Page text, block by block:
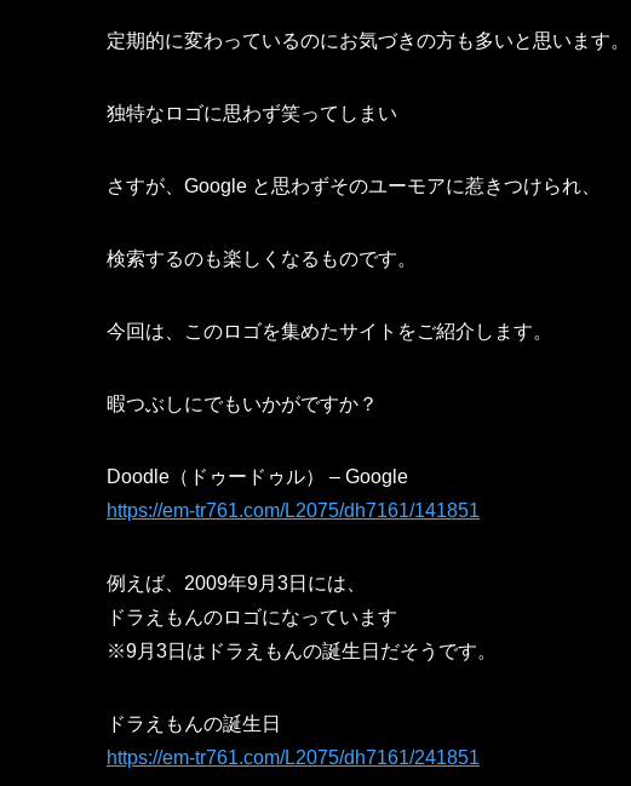
定期的に変わっているのにお気づきの方も多いと思います。
独特なロゴに思わず笑ってしまい
さすが、Google と思わずそのユーモアに惹きつけられ、
検索するのも楽しくなるものです。
今回は、このロゴを集めたサイトをご紹介します。
暇つぶしにでもいかがですか？
Doodle（ドゥードゥル） – Google
https://em-tr761.com/L2075/dh7161/141851
例えば、2009年9月3日には、
ドラえもんのロゴになっています
※9月3日はドラえもんの誕生日だそうです。
ドラえもんの誕生日
https://em-tr761.com/L2075/dh7161/241851